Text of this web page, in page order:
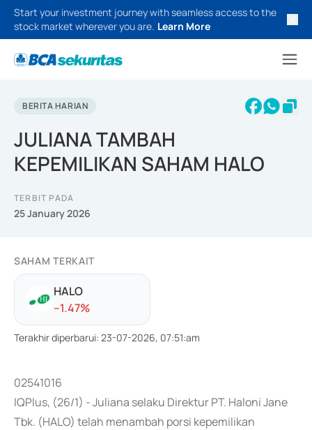
Start your investment journey with seamless access to the
stock market wherever you are. Learn More
BERITA HARIAN
JULIANA TAMBAH
KEPEMILIKAN SAHAM HALO
TERBIT PADA
25 January 2026
SAHAM TERKAIT
HALO
--1.47%
Terakhir diperbarui: 23-07-2026, 07:51:am
02541016
IQPlus, (26/1) - Juliana selaku Direktur PT. Haloni Jane
Tbk. (HALO) telah menambah porsi kepemilikan